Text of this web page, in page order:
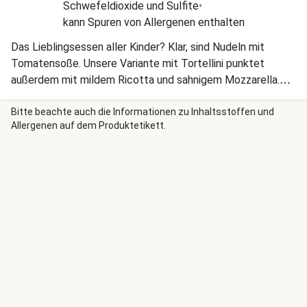
Schwefeldioxide und Sulfite•
kann Spuren von Allergenen enthalten
Das Lieblingsessen aller Kinder? Klar, sind Nudeln mit
Tomatensoße. Unsere Variante mit Tortellini punktet
außerdem mit mildem Ricotta und sahnigem Mozzarella.
Wer will, gibt noch etwas Chili-Öl dazu. Nur das weiße T-
Shirt lässt Du besser weg.
Bitte beachte auch die Informationen zu Inhaltsstoffen und
Allergenen auf dem Produktetikett.